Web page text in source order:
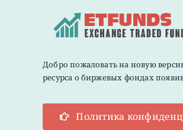
Добро пожаловать на новую
ресурса о биржевых фондах
Политика